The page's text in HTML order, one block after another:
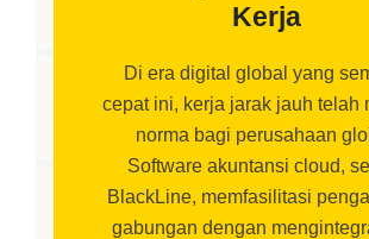
Kerja
Di era digital global yang
cepat ini, kerja jarak jauh telah
norma bagi perusahaan
Software akuntansi cloud,
BlackLine, memfasilitasi
gabungan dengan